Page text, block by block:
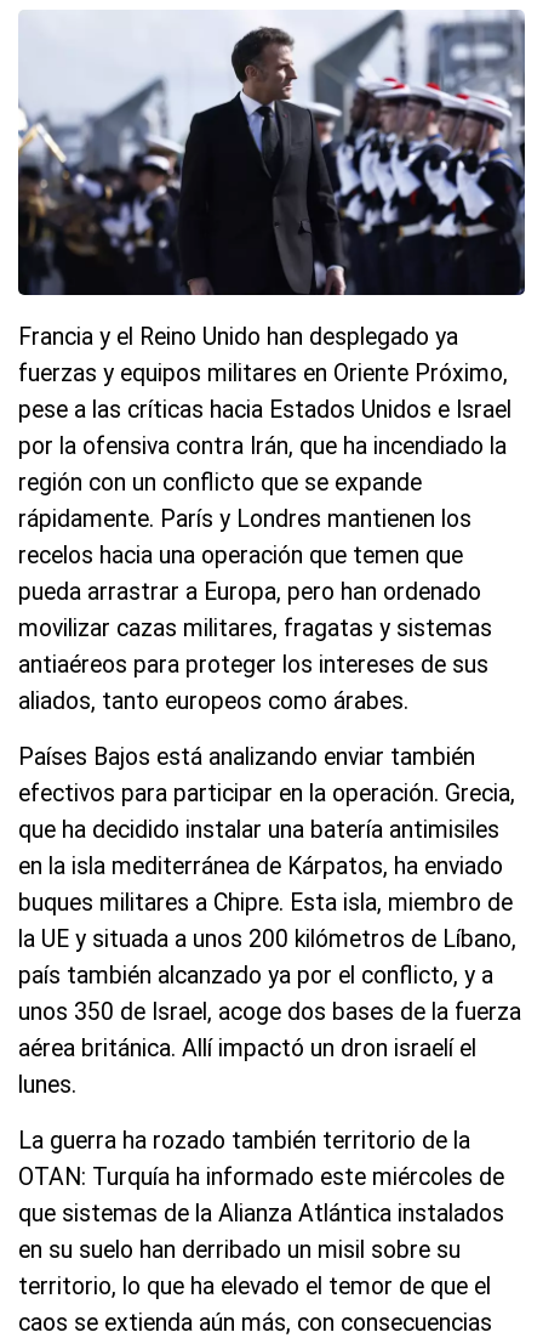
Francia y el Reino Unido han desplegado ya
fuerzas y equipos militares en Oriente Próximo,
pese a las críticas hacia Estados Unidos e Israel
por la ofensiva contra Irán, que ha incendiado la
región con un conflicto que se expande
rápidamente. París y Londres mantienen los
recelos hacia una operación que temen que
pueda arrastrar a Europa, pero han ordenado
movilizar cazas militares, fragatas y sistemas
antiaéreos para proteger los intereses de sus
aliados, tanto europeos como árabes.
Países Bajos está analizando enviar también
efectivos para participar en la operación. Grecia,
que ha decidido instalar una batería antimisiles
en la isla mediterránea de Kárpatos, ha enviado
buques militares a Chipre. Esta isla, miembro de
la UE y situada a unos 200 kilómetros de Líbano,
país también alcanzado ya por el conflicto, y a
unos 350 de Israel, acoge dos bases de la fuerza
aérea británica. Allí impactó un dron israelí el
lunes.
La guerra ha rozado también territorio de la
OTAN: Turquía ha informado este miércoles de
que sistemas de la Alianza Atlántica instalados
en su suelo han derribado un misil sobre su
territorio, lo que ha elevado el temor de que el
caos se extienda aún más, con consecuencias